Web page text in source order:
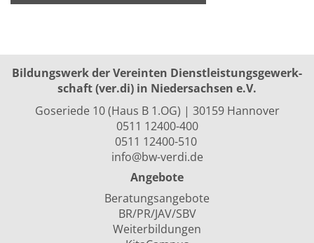
Bildungswerk der Vereinten Dienst­leis­tungs­ge­werk­
schaft (ver.di) in Niedersachsen e.V.
Goseriede 10 (Haus B 1.OG) | 30159 Hannover
0511 12400-400
0511 12400-510
info@bw-verdi.de
Angebote
Beratungsangebote
BR/PR/JAV/SBV
Weiterbildungen